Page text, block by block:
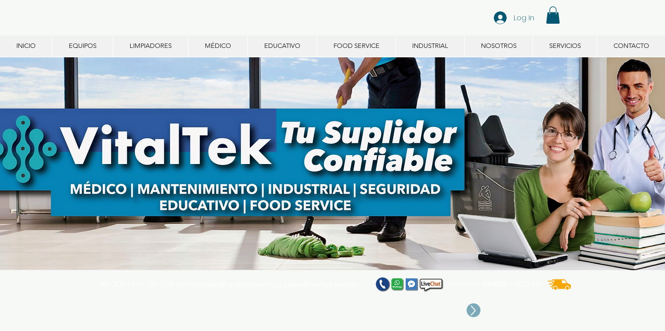
Log In
INICIO EQUIPOS LIMPIADORES MÉDICO EDUCATIVO FOOD SERVICE INDUSTRIAL NOSOTROS SERVICIOS CONTACTO